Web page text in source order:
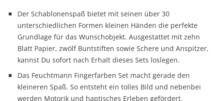
Der Schablonenspaß bietet mit seinen über 30
unterschiedlichen Formen kleinen Händen die perfekte
Grundlage für das Wunschobjekt. Ausgestattet mit zehn
Blatt Papier, zwölf Buntstiften sowie Schere und Anspitzer,
kannst Du sofort nach Erhalt dieses Sets loslegen.
Das Feuchtmann Fingerfarben Set macht gerade den
kleineren Spaß. So entsteht ein tolles Bild und nebenbei
werden Motorik und haptisches Erleben gefördert.